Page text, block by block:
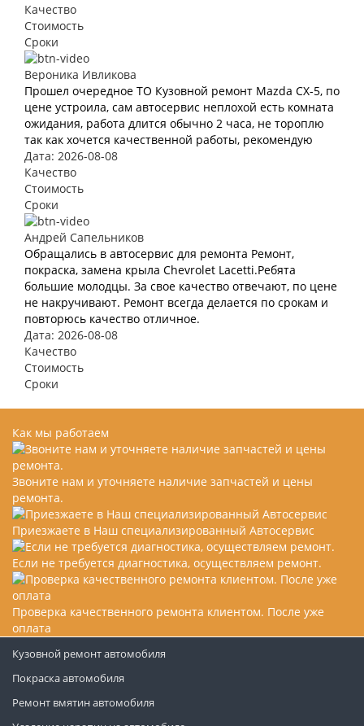
Качество
Стоимость
Сроки
Вероника Ивликова
Прошел очередное ТО Кузовной ремонт Mazda CX-5, по
цене устроила, сам автосервис неплохой есть комната
ожидания, работа длится обычно 2 часа, не тороплю
так как хочется качественной работы, рекомендую
Дата: 2026-08-08
Качество
Стоимость
Сроки
Андрей Сапельников
Обращались в автосервис для ремонта Ремонт,
покраска, замена крыла Chevrolet Lacetti.Ребята
большие молодцы. За свое качество отвечают, по цене
не накручивают. Ремонт всегда делается по срокам и
повторюсь качество отличное.
Дата: 2026-08-08
Качество
Стоимость
Сроки
Как мы работаем
Звоните нам и уточняете наличие запчастей и цены
ремонта.
Приезжаете в Наш специализированный Автосервис
Если не требуется диагностика, осуществляем ремонт.
Проверка качественного ремонта клиентом. После уже
оплата
Кузовной ремонт автомобиля
Покраска автомобиля
Ремонт вмятин автомобиля